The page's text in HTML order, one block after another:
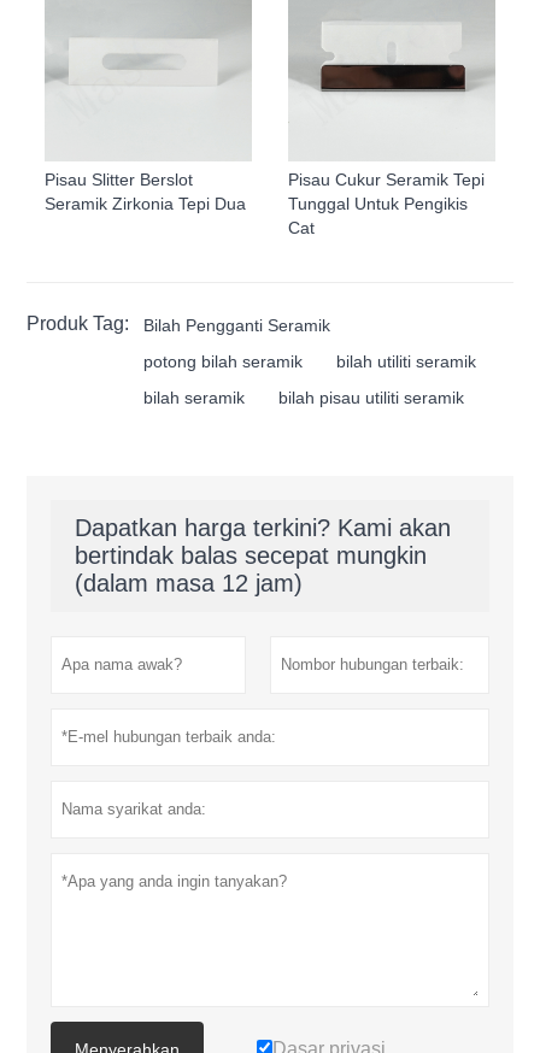
Pisau Slitter Berslot
Seramik Zirkonia Tepi Dua
Pisau Cukur Seramik Tepi
Tunggal Untuk Pengikis
Cat
Produk Tag:
Bilah Pengganti Seramik
potong bilah seramik
bilah utiliti seramik
bilah seramik
bilah pisau utiliti seramik
Dapatkan harga terkini? Kami akan
bertindak balas secepat mungkin
(dalam masa 12 jam)
Menyerahkan Dasar privasi